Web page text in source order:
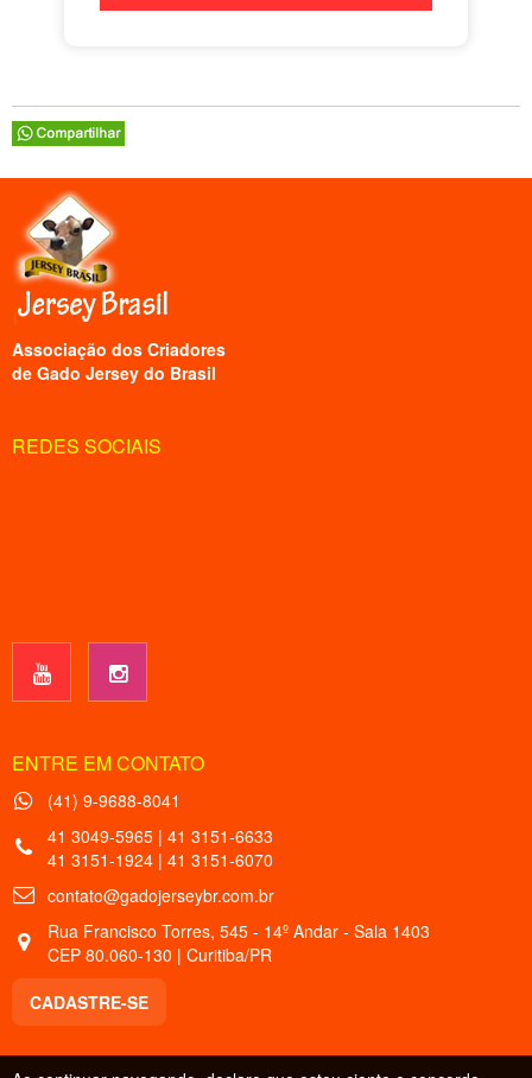
Associação dos Criadores
de Gado Jersey do Brasil
REDES SOCIAIS
ENTRE EM CONTATO
(41) 9-9688-8041
41 3049-5965 | 41 3151-6633
41 3151-1924 | 41 3151-6070
contato@gadojerseybr.com.br
Rua Francisco Torres, 545 - 14º Andar - Sala 1403
CEP 80.060-130 | Curitiba/PR
CADASTRE-SE